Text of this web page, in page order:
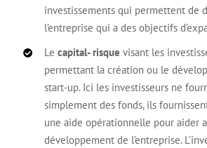
investissements qui permettent de
l’entreprise qui a des objectifs
Le capital- risque visant les
permettant la création ou le
start-up. Ici les investisseurs ne
simplement des fonds, ils
une aide opérationnelle pour aider
développement de l’entreprise.